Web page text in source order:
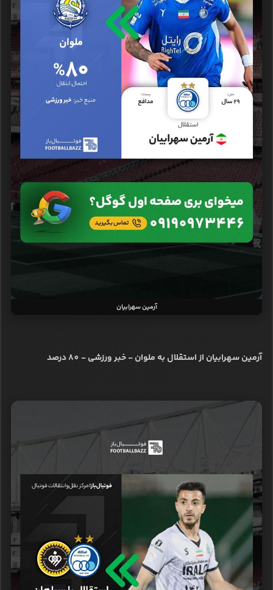
آرمین سهرابیان
آرمین سهرابیان از استقلال به ملوان - خبر ورزشی - 80 درصد